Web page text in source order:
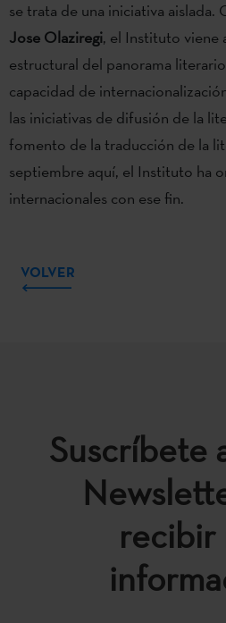
se trata de una iniciativa aislada.
Jose Olaziregi, el Instituto viene
estructural del panorama
capacidad de
las iniciativas de difusión de la
fomento de la traducción de la
septiembre aquí, el Instituto ha
internacionales con ese fin.
VOLVER
Suscríbete
recibir